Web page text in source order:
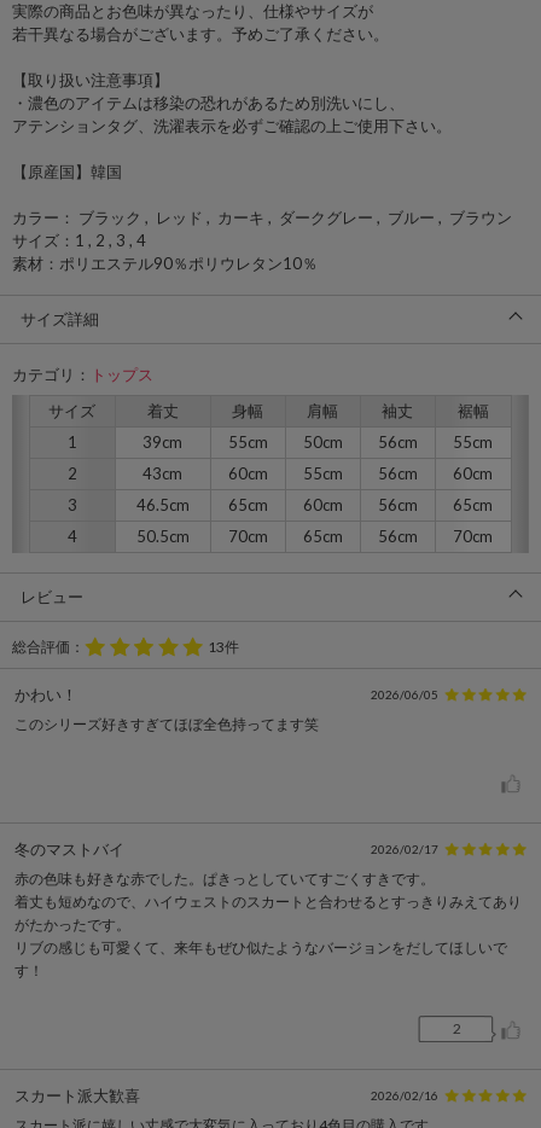
実際の商品とお色味が異なったり、仕様やサイズが
若干異なる場合がございます。予めご了承ください。
【取り扱い注意事項】
・濃色のアイテムは移染の恐れがあるため別洗いにし、
アテンションタグ、洗濯表示を必ずご確認の上ご使用下さい。
【原産国】韓国
カラー： ブラック , レッド , カーキ , ダークグレー , ブルー , ブラウン
サイズ：1 , 2 , 3 , 4
素材：ポリエステル90％ポリウレタン10％
サイズ詳細
カテゴリ：
トップス
サイズ
着丈 身幅 肩幅 袖丈
裾幅
1
39cm 55cm 50cm 56cm
55cm
2
43cm 60cm 55cm 56cm
60cm
3
46.5cm 65cm 60cm 56cm
65cm
4
50.5cm 70cm 65cm 56cm 70cm
レビュー
総合評価： 13件
かわい！ 2026/06/05
このシリーズ好きすぎてほぼ全色持ってます笑
冬のマストバイ 2026/02/17
赤の色味も好きな赤でした。ぱきっとしていてすごくすきです。
着丈も短めなので、ハイウェストのスカートと合わせるとすっきりみえてあり
がたかったです。
リブの感じも可愛くて、来年もぜひ似たようなバージョンをだしてほしいで
す！
2
スカート派大歓喜 2026/02/16